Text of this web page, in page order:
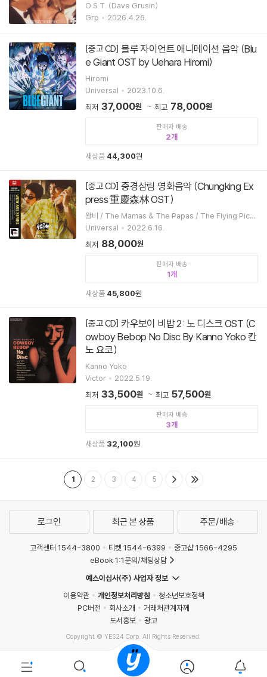
O.S.T. (Dave Grusin)
Grp
2026.4.26.
[중고 CD] 블루 자이언트 애니메이션 음악 (Blu
e Giant OST by Uehara Hiromi)
Hiromi
Universal
2023.10.6.
최저 37,000원 최고 78,000원
판매자 배송
2
새상품 44,300원
[중고 CD] 중경삼림 영화음악 (Chungking Ex
press 重慶森林 OST)
왕비 / The Mamas & The Papas / The Flying Pick
ets / Dinah Washington / 왕가위
Universal
2022.6.16.
최저 88,000원
판매자 배송
1
새상품 45,800원
[중고 CD]
owboy Bebop No Disc By Kanno Yoko 칸
노 요코)
Kanno Yoko
Victor
2022.5.19.
최저 33,500원 최고 57,500원
판매자 배송
3
새상품 32,100원
1 2 3 4 5
로그인 최근 본 상품 주문/배송
고객센터 1544-3800 티켓 1544-6399
중고샵 1566-4295
eBook 1:1문의/채팅상담
예스이십사(주) 사업자 정보
이용약관
개인정보처리방침
청소년보호정책
PC버전
회사소개
거래처관계자께
도서홍보
광고
Copyright © YES24 Corp. All Rights Reserved.